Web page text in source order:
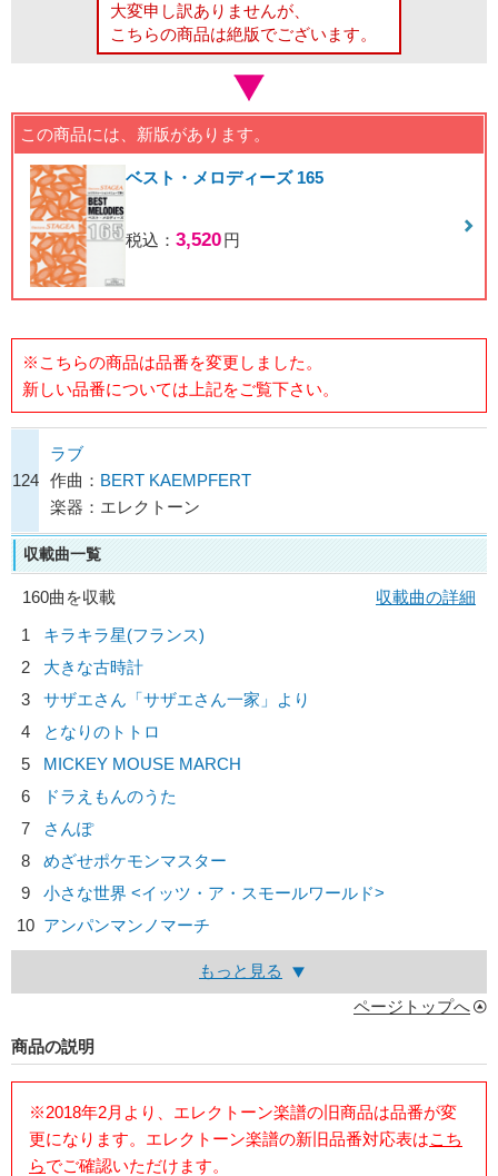
大変申し訳ありませんが、
こちらの商品は絶版でございます。
この商品には、新版があります。
ベスト・メロディーズ 165
税込： 3,520円
※こちらの商品は品番を変更しました。
新しい品番については上記をご覧下さい。
124
ラブ
作曲： BERT KAEMPFERT
楽器：エレクトーン
収載曲一覧
160曲を収載
収載曲の詳細
1
キラキラ星(フランス)
2
大きな古時計
3
サザエさん「サザエさん一家」より
4
となりのトトロ
5
MICKEY MOUSE MARCH
6
ドラえもんのうた
7
さんぽ
8
めざせポケモンマスター
9
小さな世界 <イッツ・ア・スモールワールド>
10 アンパンマンノマーチ
もっと見る
ページトップへ
商品の説明
※2018年2月より、エレクトーン楽譜の旧商品は品番が変
更になります。エレクトーン楽譜の新旧品番対応表はこち
らでご確認いただけます。